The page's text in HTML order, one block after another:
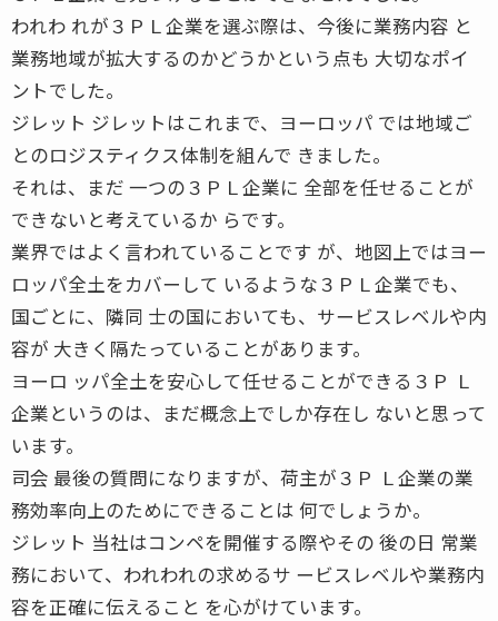
われわ れが３ＰＬ企業を選ぶ際は、今後に業務内容 と
業務地域が拡大するのかどうかという点も 大切なポイ
ントでした。
ジレット ジレットはこれまで、ヨーロッパ では地域ご
とのロジスティクス体制を組んで きました。
それは、まだ 一つの３ＰＬ企業に 全部を任せることが
できないと考えているか らです。
業界ではよく言われていることです が、地図上ではヨー
ロッパ全土をカバーして いるような３ＰＬ企業でも、
国ごとに、隣同 士の国においても、サービスレベルや内
容が 大きく隔たっていることがあります。
ヨーロ ッパ全土を安心して任せることができる３Ｐ Ｌ
企業というのは、まだ概念上でしか存在し ないと思って
います。
司会 最後の質問になりますが、荷主が３Ｐ Ｌ企業の業
務効率向上のためにできることは 何でしょうか。
ジレット 当社はコンペを開催する際やその 後の日 常業
務において、われわれの求めるサ ービスレベルや業務内
容を正確に伝えること を心がけています。